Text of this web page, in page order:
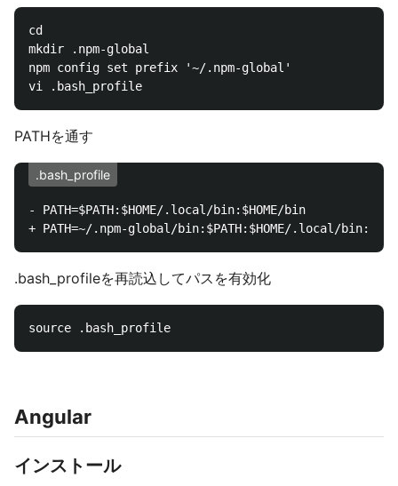
cd
mkdir .npm-global
npm config set prefix '~/.npm-global'
PATHを通す
.bash_profile
- PATH=$PATH:$HOME/.local/bin:$HOME/bin
.bash_profileを再読込してパスを有効化
Angular
インストール